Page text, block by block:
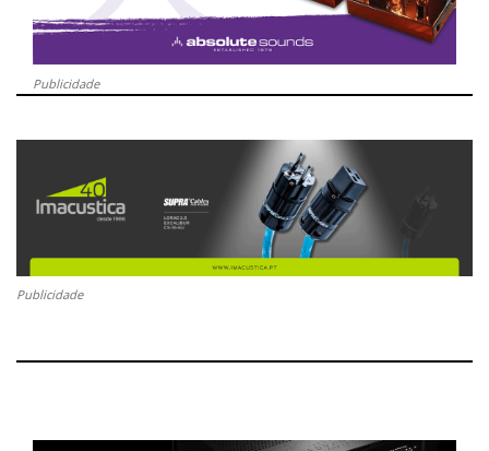
Publicidade
Publicidade